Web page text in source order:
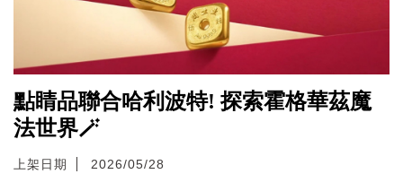
點睛品聯合哈利波特! 探索霍格華茲魔
法世界🪄
上架日期 2026/05/28